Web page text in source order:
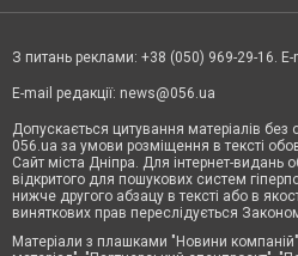
З питань реклами: +38 (050) 969-29-16. E-
E-mail редакції: news@056.ua
Допускається цитування матеріалів
056.ua за умови розміщення в тексті
Сайт міста Дніпра. Для інтернет-
відкритого для пошукових систем
нижче другого абзацу в тексті або в
виняткових прав переслідується
Матеріали з плашками "Новини